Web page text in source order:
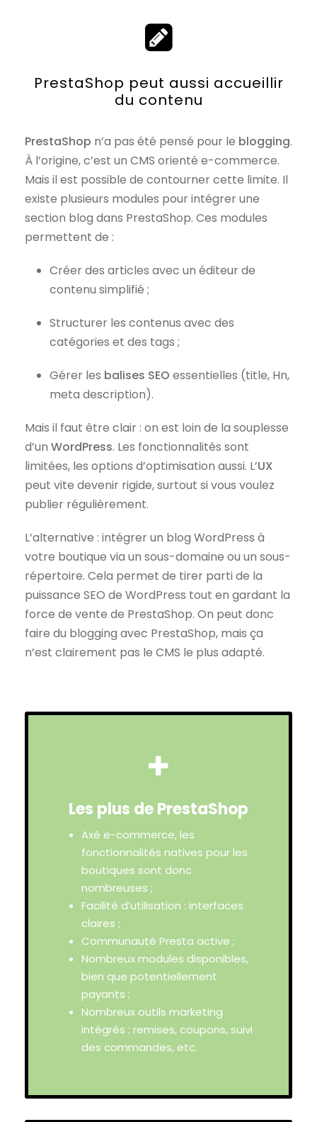
PrestaShop peut aussi accueillir
du contenu
PrestaShop n’a pas été pensé pour le blogging.
À l’origine, c’est un CMS orienté e-commerce.
Mais il est possible de contourner cette limite. Il
existe plusieurs modules pour intégrer une
section blog dans PrestaShop. Ces modules
permettent de :
Créer des articles avec un éditeur de
contenu simplifié ;
Structurer les contenus avec des
catégories et des tags ;
Gérer les balises SEO essentielles (title, Hn,
meta description).
Mais il faut être clair : on est loin de la souplesse
d’un WordPress. Les fonctionnalités sont
limitées, les options d’optimisation aussi. L’UX
peut vite devenir rigide, surtout si vous voulez
publier régulièrement.
L’alternative : intégrer un blog WordPress à
votre boutique via un sous-domaine ou un sous-
répertoire. Cela permet de tirer parti de la
puissance SEO de WordPress tout en gardant la
force de vente de PrestaShop. On peut donc
faire du blogging avec PrestaShop, mais ça
n’est clairement pas le CMS le plus adapté.
Les plus de PrestaShop
Axé e-commerce, les
fonctionnalités natives pour les
boutiques sont donc
nombreuses ;
Facilité d’utilisation : interfaces
claires ;
Communauté Presta active ;
Nombreux modules disponibles,
bien que potentiellement
payants ;
Nombreux outils marketing
intégrés : remises, coupons, suivi
des commandes, etc.